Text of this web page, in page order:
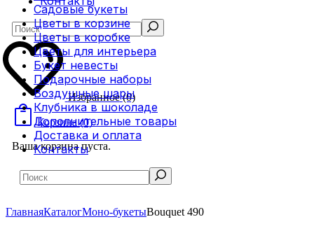
Search
Избранное (0)
Корзина (0)
Ваша корзина пуста.
Садовые букеты
Цветы в корзине
Цветы в коробке
Цветы для интерьера
Букет невесты
Подарочные наборы
Воздушные шары
Клубника в шоколаде
Дополнительные товары
Доставка и оплата
Контакты
Search
ГлавнаяКаталогМоно-букетыBouquet 490